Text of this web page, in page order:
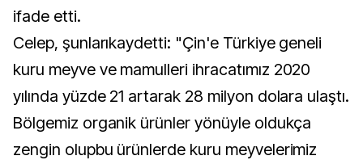
ifade etti.
Celep, şunlarıkaydetti: "Çin'e Türkiye geneli
kuru meyve ve mamulleri ihracatımız 2020
yılında yüzde 21 artarak 28 milyon dolara ulaştı.
Bölgemiz organik ürünler yönüyle oldukça
zengin olupbu ürünlerde kuru meyvelerimiz